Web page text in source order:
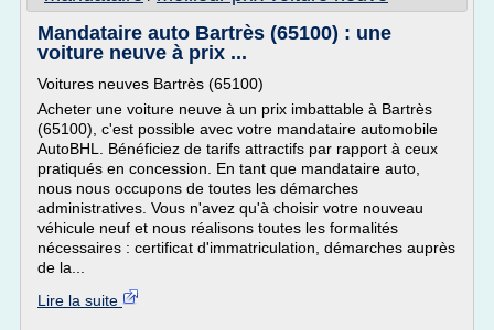
Mandataire auto Bartrès (65100) : une
voiture neuve à prix ...
Voitures neuves Bartrès (65100)
Acheter une voiture neuve à un prix imbattable à Bartrès
(65100), c'est possible avec votre mandataire automobile
AutoBHL. Bénéficiez de tarifs attractifs par rapport à ceux
pratiqués en concession. En tant que mandataire auto,
nous nous occupons de toutes les démarches
administratives. Vous n'avez qu'à choisir votre nouveau
véhicule neuf et nous réalisons toutes les formalités
nécessaires : certificat d'immatriculation, démarches auprès
de la...
Lire la suite